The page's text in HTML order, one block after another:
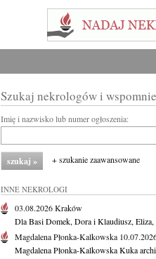
Szukaj nekrologów i
Imię i nazwisko lub numer ogłoszenia:
+ szukanie zaawansowane
INNE NEKROLOGI
03.08.2026Kraków
Dla Basi Domek, Dora i Klaudiusz,
Magdalena Płonka-Kalkowska
Magdalena Płonka-Kalkowska Kuka